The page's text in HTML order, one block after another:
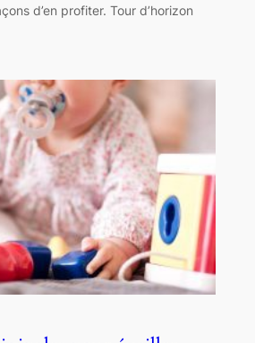
d’en profiter. Tour d’horizon